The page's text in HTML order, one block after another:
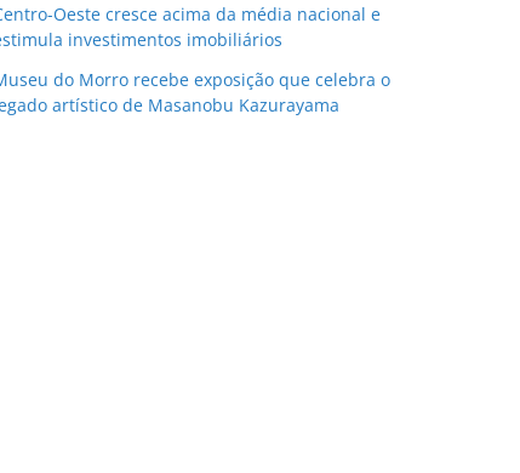
Oeste cresce acima da média nacional e
investimentos imobiliários
do Morro recebe exposição que celebra o
artístico de Masanobu Kazurayama